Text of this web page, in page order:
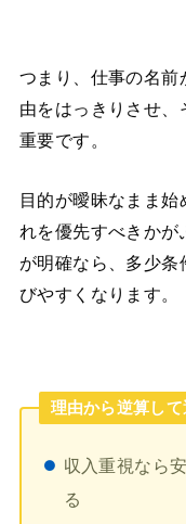
つまり、仕事の名前
由をはっきりさせ
重要です。
目的が曖昧なまま
れを優先すべきかが
が明確なら、多少
びやすくなります。
理由から逆算して
収入重視なら
る